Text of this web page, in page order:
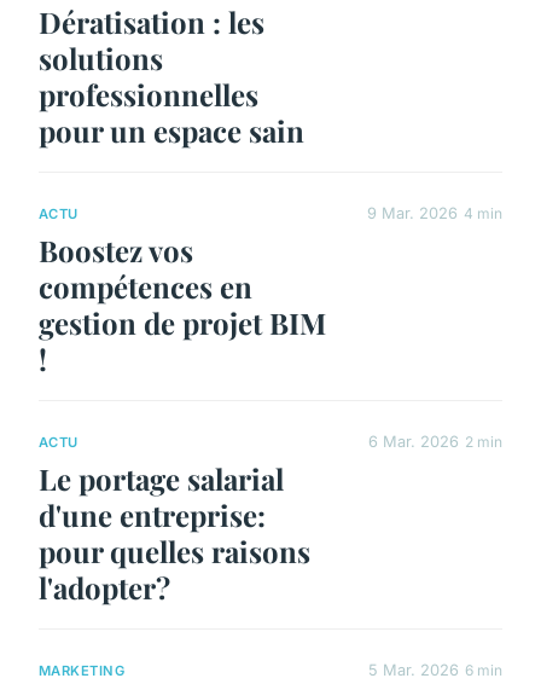
Dératisation : les
solutions
professionnelles
pour un espace sain
ACTU
Boostez vos
compétences en
gestion de projet BIM
!
9 Mar. 2026 4 min
ACTU
Le portage salarial
d'une entreprise:
pour quelles raisons
l'adopter?
6 Mar. 2026 2 min
MARKETING 5 Mar. 2026 6 min